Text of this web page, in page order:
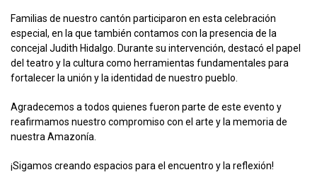
Familias de nuestro cantón participaron en esta celebración
especial, en la que también contamos con la presencia de la
concejal Judith Hidalgo. Durante su intervención, destacó el papel
del teatro y la cultura como herramientas fundamentales para
fortalecer la unión y la identidad de nuestro pueblo.
Agradecemos a todos quienes fueron parte de este evento y
reafirmamos nuestro compromiso con el arte y la memoria de
nuestra Amazonía.
¡Sigamos creando espacios para el encuentro y la reflexión!